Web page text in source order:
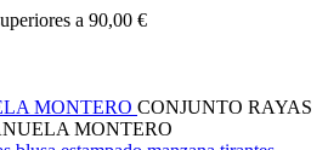
a 90,00 €
MONTERO CONJUNTO RAYAS
MONTERO